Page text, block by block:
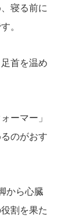
寝る前に
。
首を温め
ーマー」
のがおす
から心臓
割を果た